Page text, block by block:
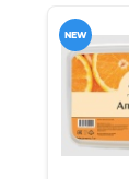
NEW